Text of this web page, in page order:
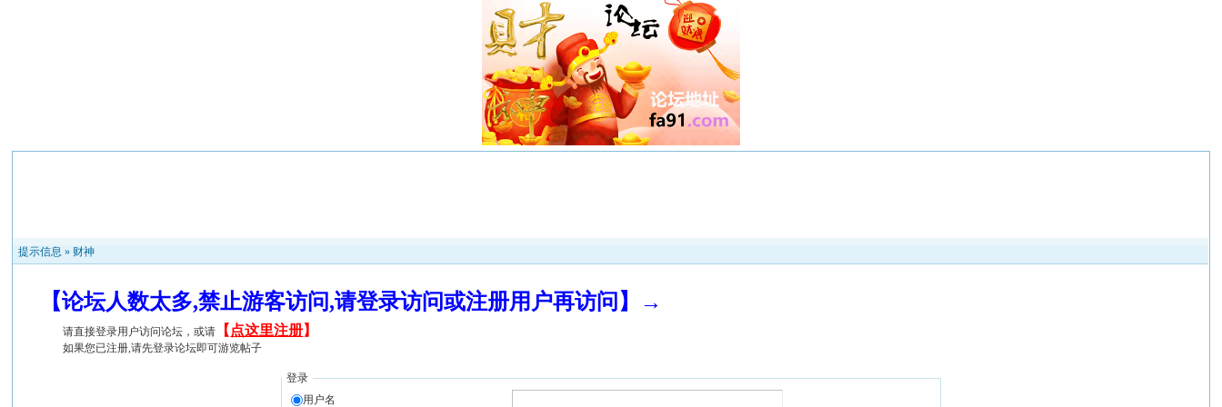
提示信息 » 财神
【论坛人数太多,禁止游客访问,请登录访问或注册用户再访问】→
请直接登录用户访问论坛，或请 【 点这里注册】
如果您已注册,请先登录论坛即可游览帖子
登录
用户名